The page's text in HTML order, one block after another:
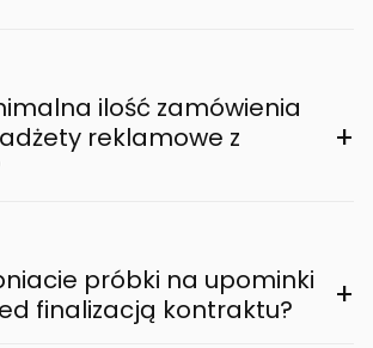
ilość zamówienia
reklamowe z
+
próbki na upominki
finalizacją kontraktu?
+